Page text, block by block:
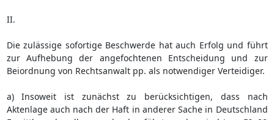
II.
Die zulässige sofortige Beschwerde hat auch Erfolg und führt
zur Aufhebung der angefochtenen Entscheidung und zur
Beiordnung von Rechtsanwalt pp. als notwendiger Verteidiger.
a) Insoweit ist zunächst zu berücksichtigen, dass nach
Aktenlage auch nach der Haft in anderer Sache in Deutschland